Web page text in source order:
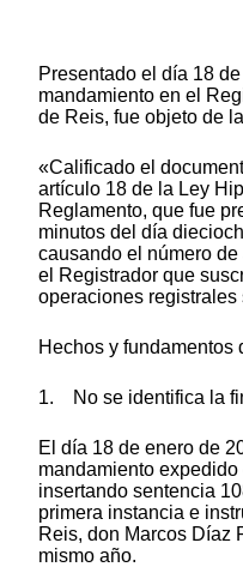
Presentado el día 18
mandamiento en el
de Reis, fue objeto de
«Calificado el
artículo 18 de la Ley
Reglamento, que fue
minutos del día
causando el número
el Registrador que
operaciones
Hechos y fundamentos
1. No se identifica la
El día 18 de enero de
mandamiento
insertando sentencia
primera instancia e
Reis, don Marcos Díaz
mismo año.